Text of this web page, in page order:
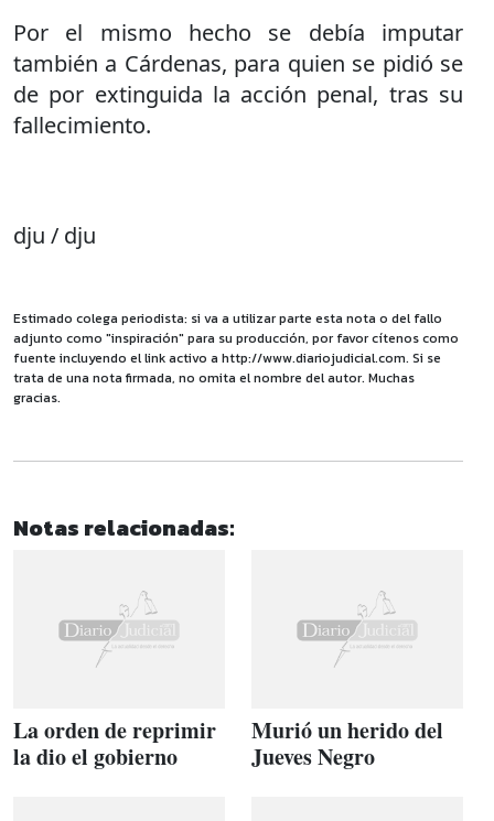
Por el mismo hecho se debía imputar
también a Cárdenas, para quien se pidió se
de por extinguida la acción penal, tras su
fallecimiento.
dju / dju
Estimado colega periodista: si va a utilizar parte esta nota o del fallo
adjunto como "inspiración" para su producción, por favor cítenos como
fuente incluyendo el link activo a http://www.diariojudicial.com. Si se
trata de una nota firmada, no omita el nombre del autor. Muchas
gracias.
Notas relacionadas:
La orden de reprimir
la dio el gobierno
Murió un herido del
Jueves Negro